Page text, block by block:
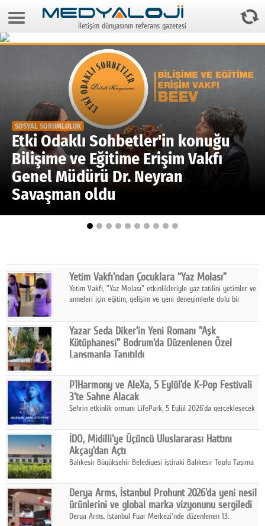
9 Ağustos 2026 7:52:56
Video Galeri
Gazeteler
Medya
Reyting-tiraj
Teknoloji
Televizyon
Facebook
Diziler
Karikatür
Youtube
Polemik
Reklam
Yazarlar
Künye
SOSYAL MEDYA
Facebook
Twitter
İletişim dünyasının referans gazetesi
SOSYAL SORUMLULUK
Etki Odaklı Sohbetler'in konuğu
Bilişime ve Eğitime Erişim Vakfı
Genel Müdürü Dr. Neyran
Savaşman oldu
Yetim Vakfı'ndan Çocuklara “Yaz Molası”
Yetim Vakfı, "Yaz Molası" etkinlikleriyle yaz tatilini yetimler ve
anneleri için eğitim, gelişim ve yeni deneyimlerle dolu bir
Yazar Seda Diker'in Yeni Romanı "Aşk
Kütüphanesi" Bodrum'da Düzenlenen Özel
Lansmanla Tanıtıldı
Diker'in 13. kitabı “Aşk Kütüphanesi” 6 Ağustos'ta Casa dell'Arte
Bodrum'da düzenlenen özel lansmanla okurlarıyla buluştu.
P1Harmony ve AleXa, 5 Eylül'de K-Pop Festivali
3'te Sahne Alacak
Şehrin etkinlik ormanı LifePark, 5 Eylül 2026'da gerçekleşecek
haritasında önemli bir destinasyon haline getirmeye
hazırlanıyor.
İDO, Midilli'ye Üçüncü Uluslararası Hattını
Akçay'dan Açtı
Balıkesir Büyükşehir Belediyesi iştiraki Balıkesir Toplu Taşıma
Midilli hattının resmi açılışı gerçekleştirildi.
Derya Arms, İstanbul Prohunt 2026'da yeni nesil
ürünlerini ve global marka vizyonunu sergiledi
Derya Arms, İstanbul Fuar Merkezi'nde düzenlenen 13.